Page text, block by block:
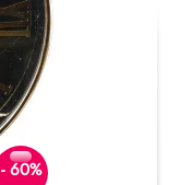
- 60%